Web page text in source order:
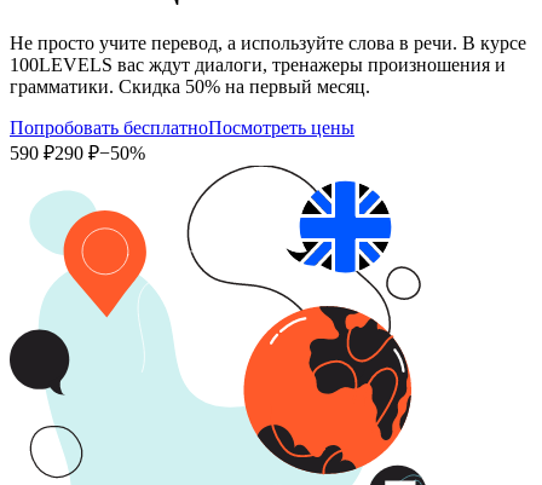
Не просто учите перевод, а используйте слова в речи. В курсе
100LEVELS вас ждут диалоги, тренажеры произношения и
грамматики. Скидка 50% на первый месяц.
Попробовать бесплатноПосмотреть цены
590 ₽290 ₽−50%